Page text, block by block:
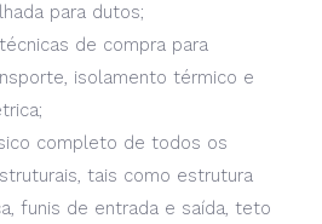
para dutos;
de compra para
isolamento térmico e
completo de todos os
tais como estrutura
funis de entrada e saída, teto